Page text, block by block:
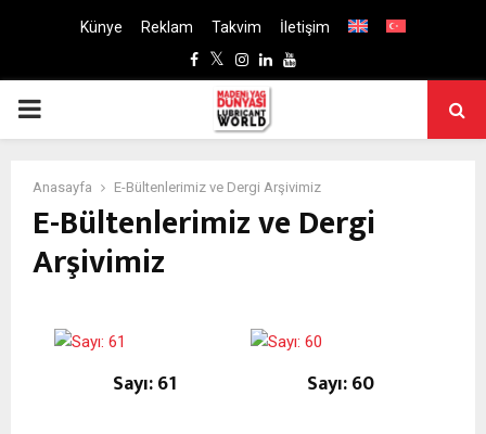
Künye Reklam Takvim
İletişim
Facebook
Twitter
Instagram
LinkedinYoutube
PRIMARY
Anasayfa E-Bültenlerimiz ve Dergi Arşivimiz
E-Bültenlerimiz ve Dergi
Arşivimiz
Sayı: 61 Sayı: 60